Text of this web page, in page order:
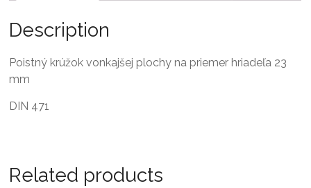
Description
Poistný krúžok vonkajšej plochy na priemer hriadeľa 23
mm
DIN 471
Related products